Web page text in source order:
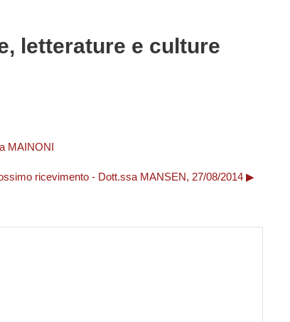
letterature e culture
MAINONI
ricevimento - Dott.ssa MANSEN, 27/08/2014 ▶︎